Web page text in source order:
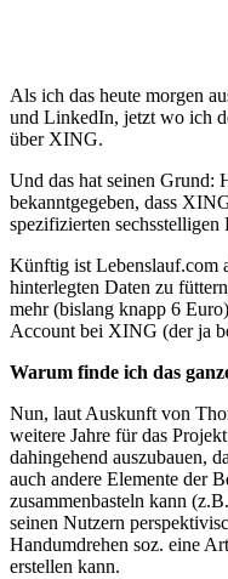
Als ich das heute morgen
und LinkedIn, jetzt wo ich
über XING.
Und das hat seinen Grund:
bekanntgegeben, dass
spezifizierten sechsstelligen
Künftig ist Lebenslauf.com
hinterlegten Daten zu
mehr (bislang knapp 6
Account bei XING (der ja
Warum finde ich das
Nun, laut Auskunft von
weitere Jahre für das
dahingehend auszubauen,
auch andere Elemente der
zusammenbasteln kann
seinen Nutzern
Handumdrehen soz. eine
erstellen kann.